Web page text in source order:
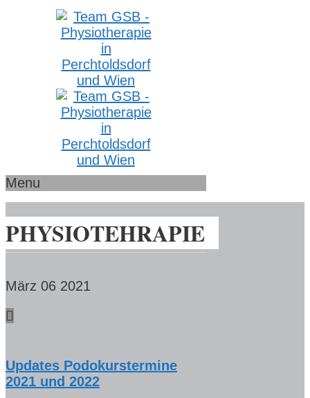
Menu
PHYSIOTEHRAPIE
März 06 2021
Updates Podokurstermine
2021 und 2022